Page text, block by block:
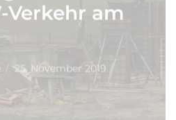
Verkehr am
25. November 2019